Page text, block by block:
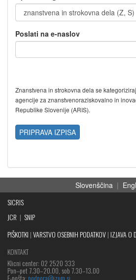
Poslati na e-naslov
Znanstvena in strokovna dela se
agencije za znanstvenoraziskovalno in
Republike Slovenije (ARIS).
PRIPRAVA IZPISA
Slovenščina |
SICRIS
JCR | SNIP
PIŠKOTKI |VARSTVO OSEBNIH PODATKOV| IZJAVA O
KONTAKT
Klicni center: 02 2520 333
Pon‒pet 7.30–20.00, sob 7.30–13.00
E-pošta: podpora@izum.si